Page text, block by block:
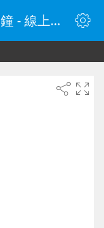
下午3:15鬧鐘 - 鬧鐘線上 - 鬧鐘 - 線上鬧鐘 - 在線鬧鐘 - 鬧鐘在線 - naozhong.tw